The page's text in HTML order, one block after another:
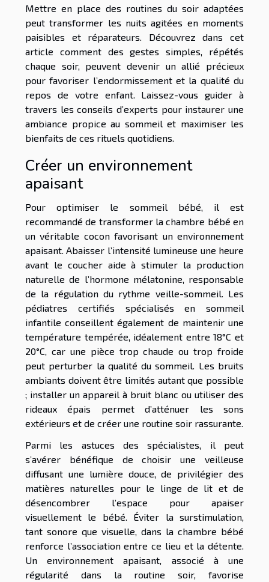
Mettre en place des routines du soir adaptées
peut transformer les nuits agitées en moments
paisibles et réparateurs. Découvrez dans cet
article comment des gestes simples, répétés
chaque soir, peuvent devenir un allié précieux
pour favoriser l’endormissement et la qualité du
repos de votre enfant. Laissez-vous guider à
travers les conseils d’experts pour instaurer une
ambiance propice au sommeil et maximiser les
bienfaits de ces rituels quotidiens.
Créer un environnement
apaisant
Pour optimiser le sommeil bébé, il est
recommandé de transformer la chambre bébé en
un véritable cocon favorisant un environnement
apaisant. Abaisser l’intensité lumineuse une heure
avant le coucher aide à stimuler la production
naturelle de l’hormone mélatonine, responsable
de la régulation du rythme veille-sommeil. Les
pédiatres certifiés spécialisés en sommeil
infantile conseillent également de maintenir une
température tempérée, idéalement entre 18°C et
20°C, car une pièce trop chaude ou trop froide
peut perturber la qualité du sommeil. Les bruits
ambiants doivent être limités autant que possible
; installer un appareil à bruit blanc ou utiliser des
rideaux épais permet d’atténuer les sons
extérieurs et de créer une routine soir rassurante.
Parmi les astuces des spécialistes, il peut
s’avérer bénéfique de choisir une veilleuse
diffusant une lumière douce, de privilégier des
matières naturelles pour le linge de lit et de
désencombrer l’espace pour apaiser
visuellement le bébé. Éviter la surstimulation,
tant sonore que visuelle, dans la chambre bébé
renforce l’association entre ce lieu et la détente.
Un environnement apaisant, associé à une
régularité dans la routine soir, favorise